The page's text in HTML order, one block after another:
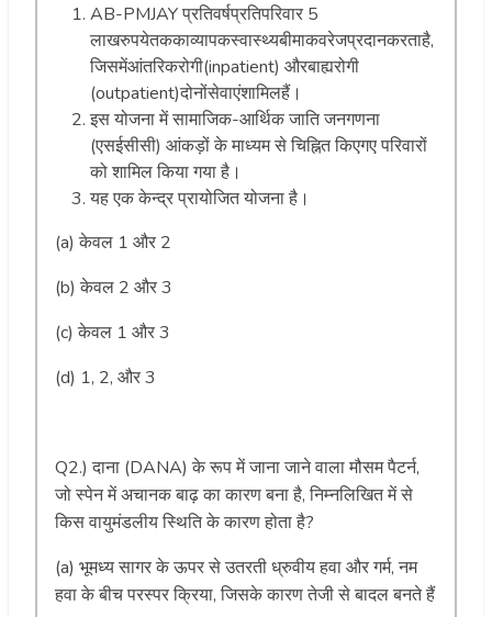
AB-PMJAY प्रतिवर्षप्रतिपरिवार 5
लाखरुपयेतककाव्यापकस्वास्थ्यबीमाकवरेजप्रदानकरताहै,
जिसमेंआंतरिकरोगी(inpatient) औरबाह्यरोगी
(outpatient)दोनोंसेवाएंशामिलहैं।
इस योजना में सामाजिक-आर्थिक जाति जनगणना
(एसईसीसी) आंकड़ों के माध्यम से चिह्नित किएगए परिवारों
को शामिल किया गया है।
यह एक केन्द्र प्रायोजित योजना है।
(a) केवल 1 और 2
(b) केवल 2 और 3
(c) केवल 1 और 3
(d) 1, 2, और 3
Q2.) दाना (DANA) के रूप में जाना जाने वाला मौसम पैटर्न,
जो स्पेन में अचानक बाढ़ का कारण बना है, निम्नलिखित में से
किस वायुमंडलीय स्थिति के कारण होता है?
(a) भूमध्य सागर के ऊपर से उतरती ध्रुवीय हवा और गर्म, नम
हवा के बीच परस्पर क्रिया, जिसके कारण तेजी से बादल बनते हैं